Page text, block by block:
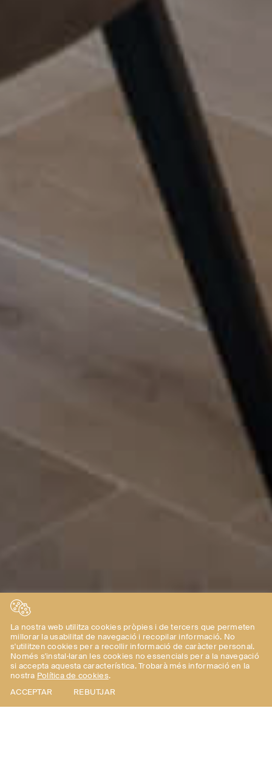
La nostra web utilitza cookies pròpies i de tercers que permeten
millorar la usabilitat de navegació i recopilar informació. No
s'utilitzen cookies per a recollir informació de caràcter personal.
Només s'instal·laran les cookies no essencials per a la navegació
si accepta aquesta característica. Trobarà més informació en la
nostra Política de cookies.
ACCEPTAR
REBUTJAR